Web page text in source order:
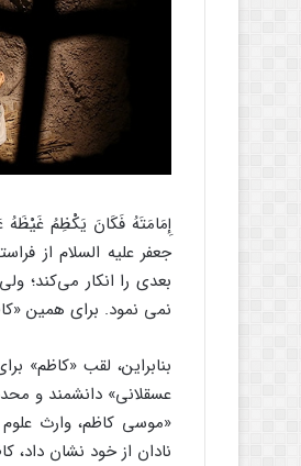
جعفر علیه السلام از
بعدی را انکار می‌کند؛
نمی نمود. برای همین
بنابراین، لقب
عسقلانی» دانشمند و
«موسی کاظم، وارث
نادان از خود نشان داد،